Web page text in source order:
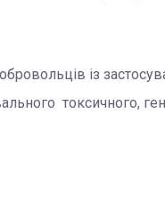
із
токсичного,